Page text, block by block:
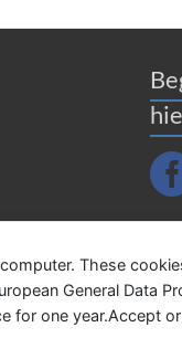
HOME HAMBURG. Alle
These
General Data
for one year.Accept